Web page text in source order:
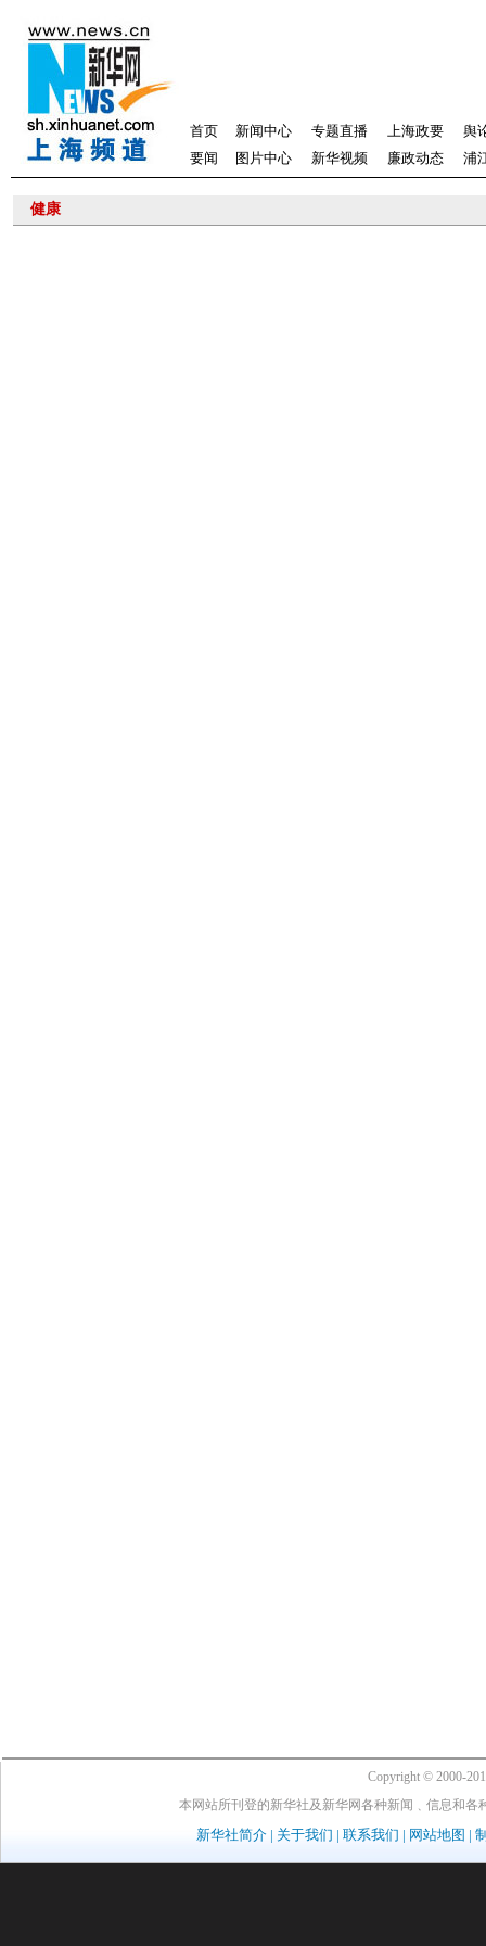
首页 新闻中心 专题直播 上海政要
舆
要闻
图片中心 新华视频 廉政动态 浦
健康
Copyright © 2000-
本网站所刊登的新华社及新华网各种新闻﹑信息和
新华社简介 | 关于我们 | 联系我们 | 网站地图 |